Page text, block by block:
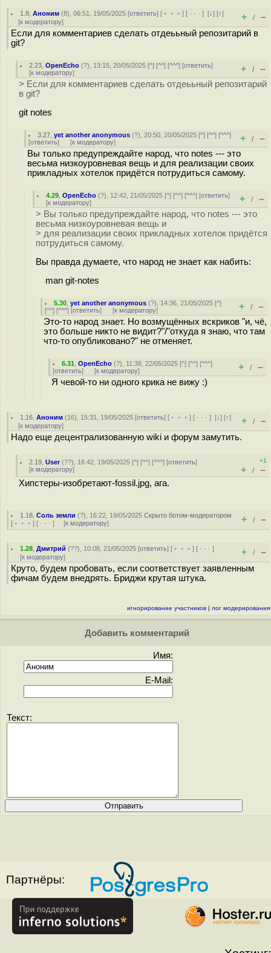
1.8 ,Аноним (8), 06:51, 19/05/2025 [ответить] [ ﹢﹢﹢] [ · · ·][↓] [↑]
[к модератору] + / –
Если для комментариев сделать отдеььный репозитарий в
git?
2.23 ,OpenEcho (?), 13:15, 20/05/2025 [^] [^^] [^^^] [ответить]
[к модератору] + / –
> Если для комментариев сделать отдеььный репозитарий
в git?
git notes
3.27 ,yet another anonymous (?), 20:50, 20/05/2025 [^] [^^] [^^^]
[ответить] [к модератору] + / –
Вы только предупреждайте народ, что notes --- это
весьма низкоуровневая вещь и для реализации своих
прикладных хотелок придётся потрудиться самому.
4.29 ,OpenEcho (?), 12:42, 21/05/2025 [^] [^^] [^^^] [ответить]
[к модератору] + / –
> Вы только предупреждайте народ, что notes --- это
весьма низкоуровневая вещь и
> для реализации своих прикладных хотелок придётся
потрудиться самому.
Вы правда думаете, что народ не знает как набить:
man git-notes
5.30 ,yet another anonymous (?), 14:36, 21/05/2025 [^]
[^^] [^^^] [ответить] [к модератору] + / –
Это-то народ знает. Но возмущённых вскриков "и, чё,
это больше никто не видит?"/"откуда я знаю, что там
что-то опубликовано?" не отменяет.
6.31 ,OpenEcho (?), 11:38, 22/05/2025 [^] [^^] [^^^]
[ответить] [к модератору] + / –
Я чевой-то ни одного крика не вижу :)
1.16 ,Аноним (16), 15:31, 19/05/2025 [ответить] [ ﹢﹢﹢] [ · · ·][↓] [↑]
[к модератору] + / –
Надо еще децентрализованную wiki и форум замутить.
2.19 ,User(??), 16:42, 19/05/2025 [^] [^^] [^^^] [ответить]
[к модератору]
+1
+ / –
Хипстеры-изобретают-fossil.jpg, ага.
1.18 ,Соль земли (?), 16:22, 19/05/2025Скрыто ботом-модератором
[ ﹢﹢﹢ ] [ · · · ] [к модератору] + / –
1.28 ,Дмитрий (??), 10:08, 21/05/2025 [ответить] [ ﹢﹢﹢] [ · · ·]
[к модератору] + / –
Круто, будем пробовать, если соответствует заявленным
фичам будем внедрять. Бриджи крутая штука.
игнорирование участников | лог модерирования
Добавить комментарий
Имя:
E-Mail:
Текст:
Партнёры: